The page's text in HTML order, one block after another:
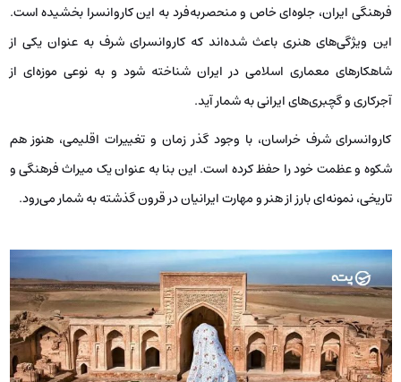
فرهنگی ایران، جلوه‌ای خاص و منحصربه‌فرد به این کاروانسرا بخشیده است.
این ویژگی‌های هنری باعث شده‌اند که کاروانسرای شرف به عنوان یکی از
شاهکارهای معماری اسلامی در ایران شناخته شود و به نوعی موزه‌ای از
آجرکاری و گچبری‌های ایرانی به شمار آید.
کاروانسرای شرف خراسان، با وجود گذر زمان و تغییرات اقلیمی، هنوز هم
شکوه و عظمت خود را حفظ کرده است. این بنا به عنوان یک میراث فرهنگی و
تاریخی، نمونه‌ای بارز از هنر و مهارت ایرانیان در قرون گذشته به شمار می‌رود.